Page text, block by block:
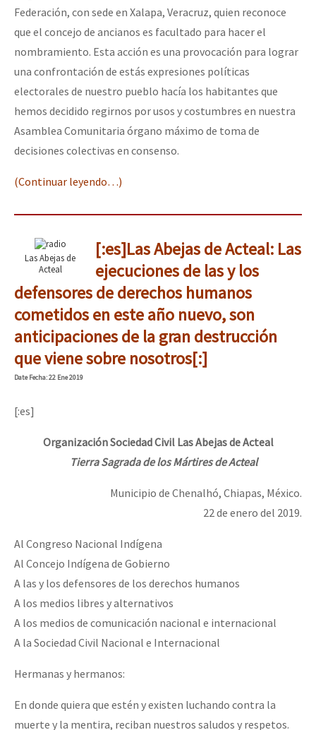
Federación, con sede en Xalapa, Veracruz, quien reconoce
que el concejo de ancianos es facultado para hacer el
nombramiento. Esta acción es una provocación para lograr
una confrontación de estás expresiones políticas
electorales de nuestro pueblo hacía los habitantes que
hemos decidido regirnos por usos y costumbres en nuestra
Asamblea Comunitaria órgano máximo de toma de
decisiones colectivas en consenso.
(Continuar leyendo…)
Las Abejas de
Acteal
[:es]Las Abejas de Acteal: Las
ejecuciones de las y los
defensores de derechos humanos
cometidos en este año nuevo, son
anticipaciones de la gran destrucción
que viene sobre nosotros[:]
DateFecha: 22 Ene 2019
[:es]
Organización Sociedad Civil Las Abejas de Acteal
Tierra Sagrada de los Mártires de Acteal
Municipio de Chenalhó, Chiapas, México.
22 de enero del 2019.
Al Congreso Nacional Indígena
Al Concejo Indígena de Gobierno
A las y los defensores de los derechos humanos
A los medios libres y alternativos
A los medios de comunicación nacional e internacional
A la Sociedad Civil Nacional e Internacional
Hermanas y hermanos:
En donde quiera que estén y existen luchando contra la
muerte y la mentira, reciban nuestros saludos y respetos.